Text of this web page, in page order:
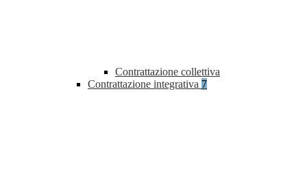
Contrattazione collettiva
Contrattazione integrativa 7